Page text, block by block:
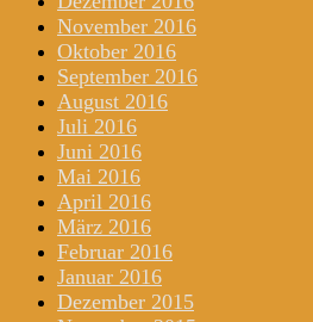
November 2016
Oktober 2016
September 2016
August 2016
Juli 2016
Juni 2016
Mai 2016
April 2016
März 2016
Februar 2016
Januar 2016
Dezember 2015